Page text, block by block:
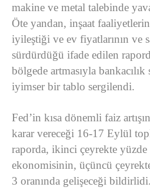
makine ve metal talebinde
Öte yandan, inşaat
iyileştiği ve ev fiyatlarının ve
sürdürdüğü ifade edilen
bölgede artmasıyla
iyimser bir tablo sergilendi.
Fed’in kısa dönemli faiz
karar vereceği 16-17 Eylül
raporda, ikinci çeyrekte
ekonomisinin, üçüncü
3 oranında gelişeceği bildirlidi.